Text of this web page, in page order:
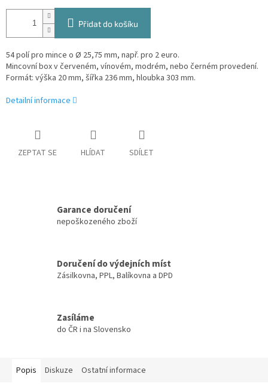
Přidat do košíku
54 polí pro mince o Ø 25,75 mm, např. pro 2 euro.
Mincovní box v červeném, vínovém, modrém, nebo černém provedení.
Formát: výška 20 mm, šířka 236 mm, hloubka 303 mm.
Detailní informace
ZEPTAT SE HLÍDAT SDÍLET
Garance doručení
nepoškozeného zboží
Doručení do výdejních míst
Zásilkovna, PPL, Balíkovna a DPD
Zasíláme
do ČR i na Slovensko
Popis Diskuze Ostatní informace